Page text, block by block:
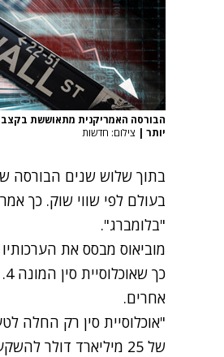
הבורסה האמריקנית מתאוששת בקצב
יותר | צילום: חדשות
בתוך שלוש שנים הבורסה
בעולם לפי שווי שוק. כך
"בלומברג".
מוביאוס מבסס את
אחרים.
"אוכלוסיית סין רק החלה
של 25 מיליארד דולר